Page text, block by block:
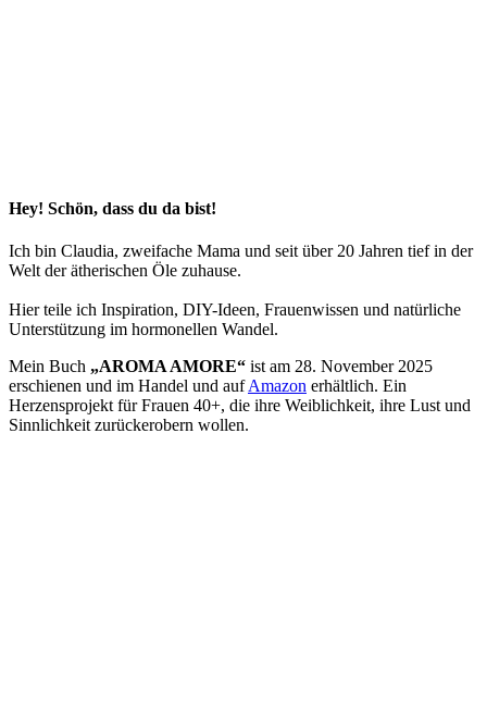
Hey! Schön, dass du da bist!
Ich bin Claudia, zweifache Mama und seit über 20 Jahren tief in der
Welt der ätherischen Öle zuhause.
Hier teile ich Inspiration, DIY-Ideen, Frauenwissen und natürliche
Unterstützung im hormonellen Wandel.
Mein Buch „AROMA AMORE“ ist am 28. November 2025
erschienen und im Handel und aufAmazon erhältlich. Ein
Herzensprojekt für Frauen 40+, die ihre Weiblichkeit, ihre Lust und
Sinnlichkeit zurückerobern wollen.